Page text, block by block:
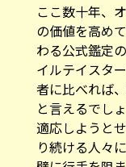
ここ数十年、
の価値を高め
わる公式鑑定
イルテイスタ
者に比べれば
と言えるでし
適応しようと
り続ける人々